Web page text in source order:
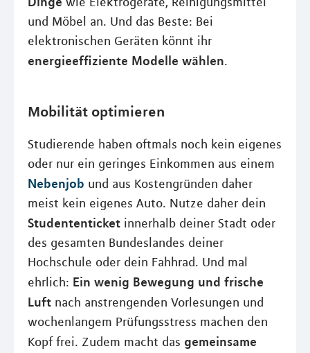
und Möbel an. Und das Beste: Bei
elektronischen Geräten könnt ihr
energieeffiziente Modelle wählen.
Mobilität optimieren
Studierende haben oftmals noch kein eigenes
oder nur ein geringes Einkommen aus einem
Nebenjob und aus Kostengründen daher
meist kein eigenes Auto. Nutze daher dein
Studententicket innerhalb deiner Stadt oder
des gesamten Bundeslandes deiner
Hochschule oder dein Fahhrad. Und mal
ehrlich: Ein wenig Bewegung und frische
Luft nach anstrengenden Vorlesungen und
wochenlangem Prüfungsstress machen den
Kopf frei. Zudem macht das gemeinsame